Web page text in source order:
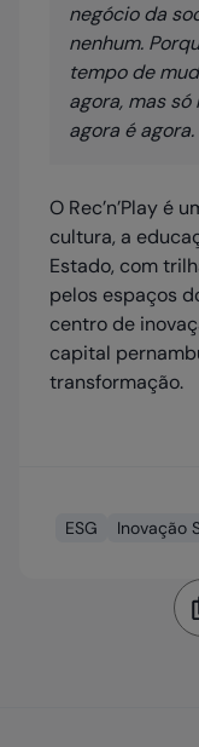
negócio da
nenhum.
tempo de
agora, mas
agora é agora.
O Rec’n’Play é
cultura, a
Estado, com
pelos espaços
centro de
capital
transformação.
ESG Inovação